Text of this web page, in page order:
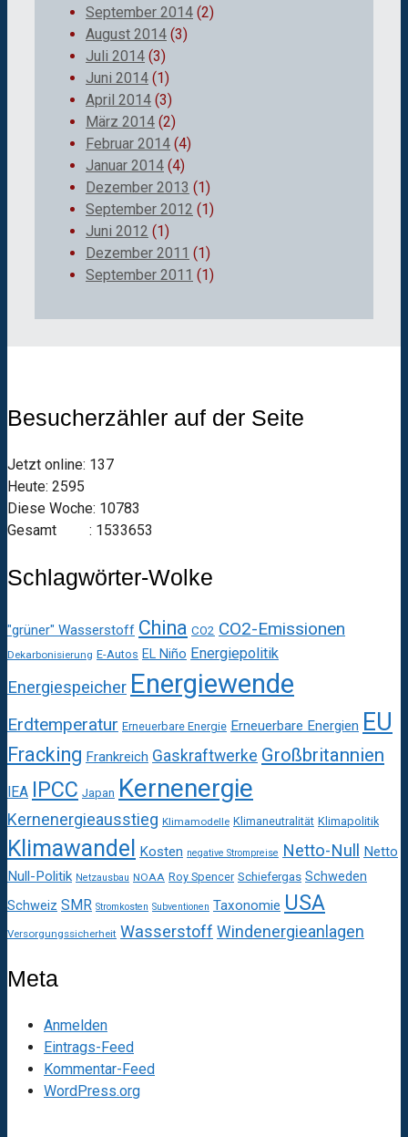
September 2014 (2)
August 2014 (3)
Juli 2014 (3)
Juni 2014 (1)
April 2014 (3)
März 2014 (2)
Februar 2014 (4)
Januar 2014 (4)
Dezember 2013 (1)
September 2012 (1)
Juni 2012 (1)
Dezember 2011 (1)
September 2011 (1)
Besucherzähler auf der Seite
Jetzt online: 137
Heute: 2595
Diese Woche: 10783
Gesamt : 1533653
Schlagwörter-Wolke
"grüner" Wasserstoff China CO2 CO2-Emissionen
Dekarbonisierung E-Autos EL Niño Energiepolitik
Energiespeicher Energiewende
Erdtemperatur Erneuerbare Energie Erneuerbare Energien EU
Fracking Frankreich Gaskraftwerke Großbritannien
IEA IPCC Japan Kernenergie
Kernenergieausstieg Klimamodelle Klimaneutralität Klimapolitik
Klimawandel Kosten negative Strompreise Netto-Null Netto
Null-Politik Netzausbau NOAA Roy Spencer Schiefergas Schweden
Schweiz SMR Stromkosten Subventionen Taxonomie USA
Versorgungssicherheit Wasserstoff Windenergieanlagen
Meta
Anmelden
Eintrags-Feed
Kommentar-Feed
WordPress.org